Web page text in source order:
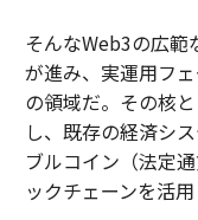
そんなWeb3の広範
が進み、実運用フ
の領域だ。その核
し、既存の経済シ
ブルコイン（法定
ックチェーンを活